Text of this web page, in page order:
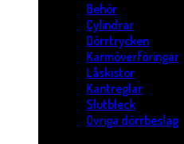
Behör
Cylindrar
Dörrtrycken
Karmöverföringar
Låskistor
Kantreglar
Slutbleck
Övriga dörrbeslag